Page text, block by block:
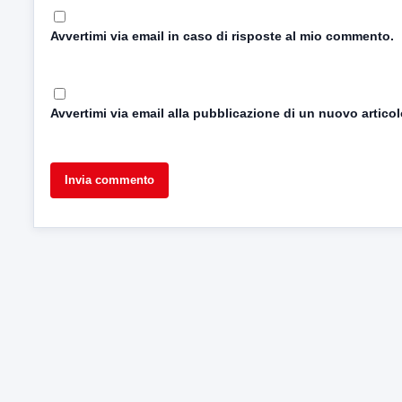
Avvertimi via email in caso di risposte al mio commento.
Avvertimi via email alla pubblicazione di un nuovo